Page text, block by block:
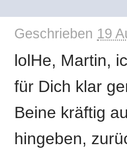
Geschrieben 19
lolHe, Martin,
für Dich klar
Beine kräftig
hingeben,